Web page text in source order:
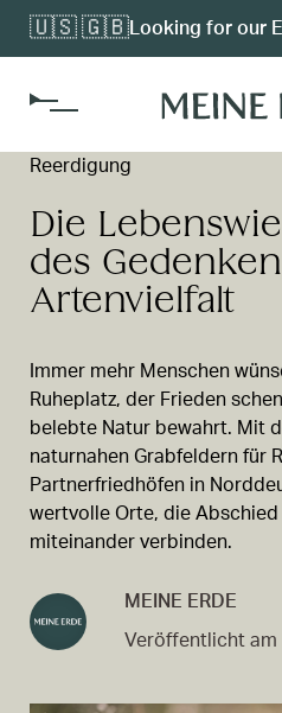
🇺🇸 🇬🇧Looking for our
Alvariumsführung
Reerdigungsvorsorge
Einfach Erde
Reerdigungsverfügung
Organisation
Kokon-Verfügbarkeit
Friedhöfe
Reerdigung
Die
des
Artenvielfalt
Immer mehr Menschen
Ruheplatz, der Frieden
belebte Natur bewahrt. Mit
naturnahen Grabfeldern für
Partnerfriedhöfen in
wertvolle Orte, die
miteinander verbinden.
MEINE ERDE
Veröffentlicht am